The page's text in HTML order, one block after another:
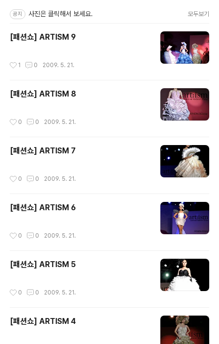
공지 사진은 클릭해서 보세요. 모두보기
[패션쇼] ARTISM 9
1 0 2009. 5. 21.
[패션쇼] ARTISM 8
0 0 2009. 5. 21.
[패션쇼] ARTISM 7
0 0 2009. 5. 21.
[패션쇼] ARTISM 6
0 0 2009. 5. 21.
[패션쇼] ARTISM 5
0 0 2009. 5. 21.
[패션쇼] ARTISM 4